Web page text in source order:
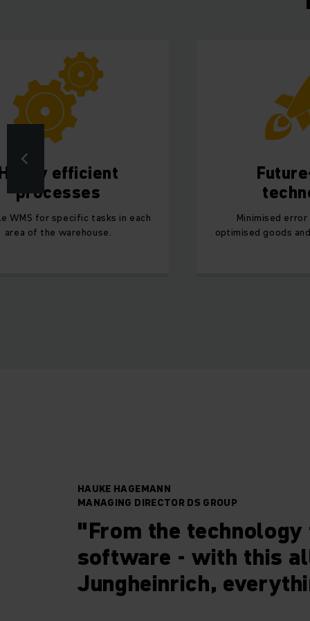
efficient
processes
WMS for specific tasks in each
area of the warehouse.
Minimised
optimised goods
HAUKE HAGEMANN
MANAGING DIRECTOR DS GROUP
"From the
software - with this
Jungheinrich,